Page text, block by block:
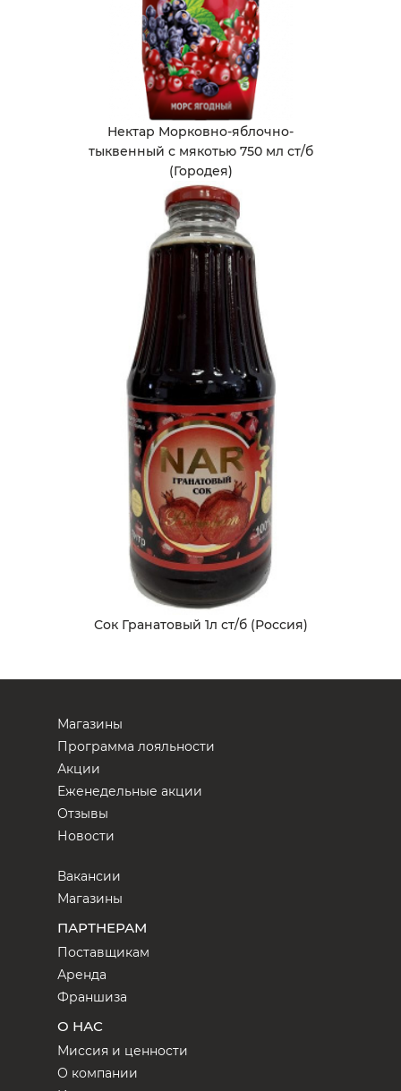
Нектар Морковно-яблочно-
тыквенный с мякотью 750 мл ст/б
(Городея)
Сок Гранатовый 1л ст/б (Россия)
Магазины
Программа лояльности
Акции
Еженедельные акции
Отзывы
Новости
Вакансии
Магазины
ПАРТНЕРАМ
Поставщикам
Аренда
Франшиза
О НАС
Миссия и ценности
О компании